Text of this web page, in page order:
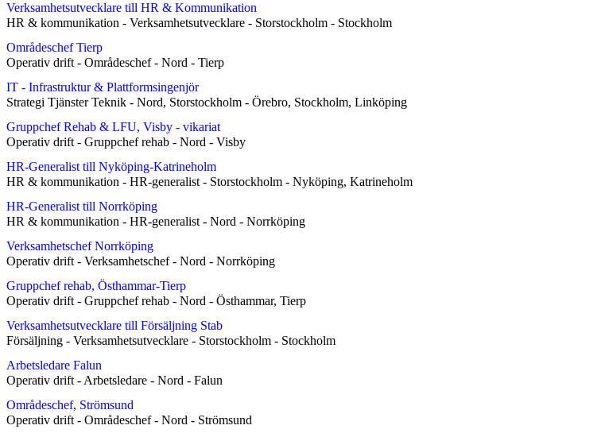
Verksamhetsutvecklare till HR & Kommunikation
HR & kommunikation - Verksamhetsutvecklare - Storstockholm - Stockholm
Områdeschef Tierp
Operativ drift - Områdeschef- Nord - Tierp
IT - Infrastruktur & Plattformsingenjör
Strategi Tjänster Teknik - Nord, Storstockholm - Örebro, Stockholm, Linköping
Gruppchef Rehab & LFU, Visby - vikariat
Operativ drift - Gruppchef rehab - Nord - Visby
HR-Generalist till Nyköping-Katrineholm
HR & kommunikation - HR-generalist - Storstockholm - Nyköping, Katrineholm
HR-Generalist till Norrköping
HR & kommunikation - HR-generalist - Nord - Norrköping
Verksamhetschef Norrköping
Operativ drift - Verksamhetschef- Nord - Norrköping
Gruppchef rehab, Östhammar-Tierp
Operativ drift - Gruppchef rehab - Nord - Östhammar, Tierp
Verksamhetsutvecklare till Försäljning Stab
Försäljning - Verksamhetsutvecklare - Storstockholm - Stockholm
Arbetsledare Falun
Operativ drift - Arbetsledare - Nord - Falun
Områdeschef, Strömsund
Operativ drift - Områdeschef- Nord - Strömsund